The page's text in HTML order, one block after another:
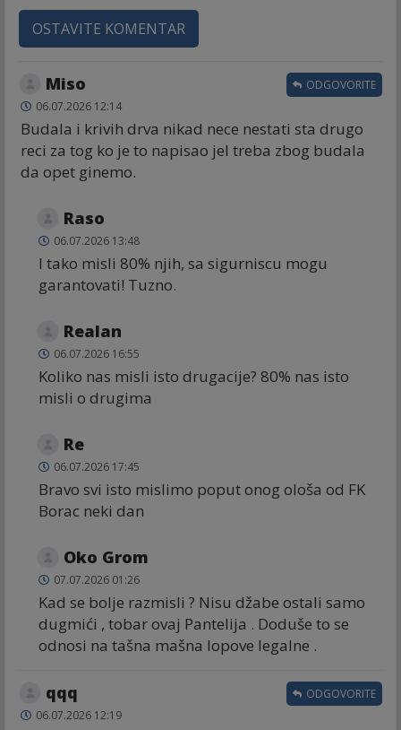
OSTAVITE KOMENTAR
Miso
06.07.2026 12:14
Budala i krivih drva nikad nece nestati sta drugo
reci za tog ko je to napisao jel treba zbog budala
da opet ginemo.
ODGOVORITE
Raso
06.07.2026 13:48
I tako misli 80% njih, sa sigurniscu mogu
garantovati! Tuzno.
Realan
06.07.2026 16:55
Koliko nas misli isto drugacije? 80% nas isto
misli o drugima
Re
06.07.2026 17:45
Bravo svi isto mislimo poput onog ološa od FK
Borac neki dan
Oko Grom
07.07.2026 01:26
Kad se bolje razmisli ? Nisu džabe ostali samo
dugmići , tobar ovaj Pantelija . Doduše to se
odnosi na tašna mašna lopove legalne .
qqq
06.07.2026 12:19
ODGOVORITE